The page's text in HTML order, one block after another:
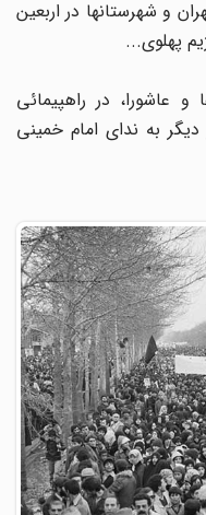
و شهرستانها در اربعین
در راهپیمائی
بار دیگر به ندای امام خمینی